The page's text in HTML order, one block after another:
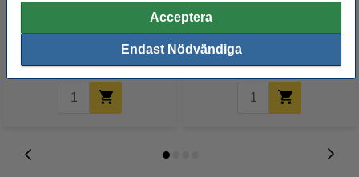
Acceptera
Endast Nödvändiga
Inkl. 25% Moms 84 kr